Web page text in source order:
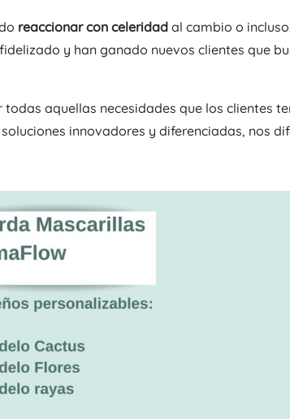
reaccionar con celeridad al cambio o
y han ganado nuevos clientes que
aquellas necesidades que los clientes
innovadores y diferenciadas, nos